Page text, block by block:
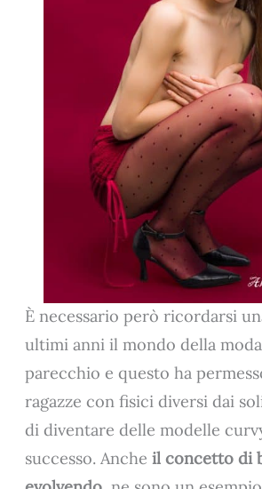
È necessario però ricordarsi
ultimi anni il mondo della
parecchio e questo ha
ragazze con fisici diversi dai
di diventare delle modelle
successo. Ancheil concetto di